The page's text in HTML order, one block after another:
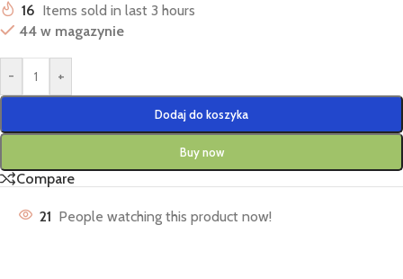
16 Items sold in last 3 hours
44 w magazynie
- +
Dodaj do koszyka
Buy now
Compare
21 People watching this product now!